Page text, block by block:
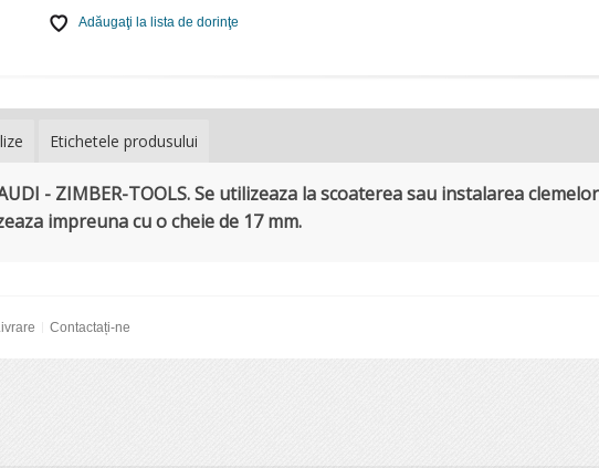
Adăugaţi la lista de dorinţe
Etichetele produsului
- ZIMBER-TOOLS.Se utilizeaza la scoaterea sau instalarea
impreuna cu o cheie de 17 mm.
Contactați-ne